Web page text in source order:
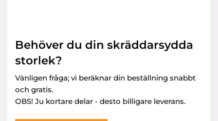
Behöver du din skräddarsydda
storlek?
Vänligen fråga; vi beräknar din beställning snabbt
och gratis.
OBS! Ju kortare delar - desto billigare leverans.